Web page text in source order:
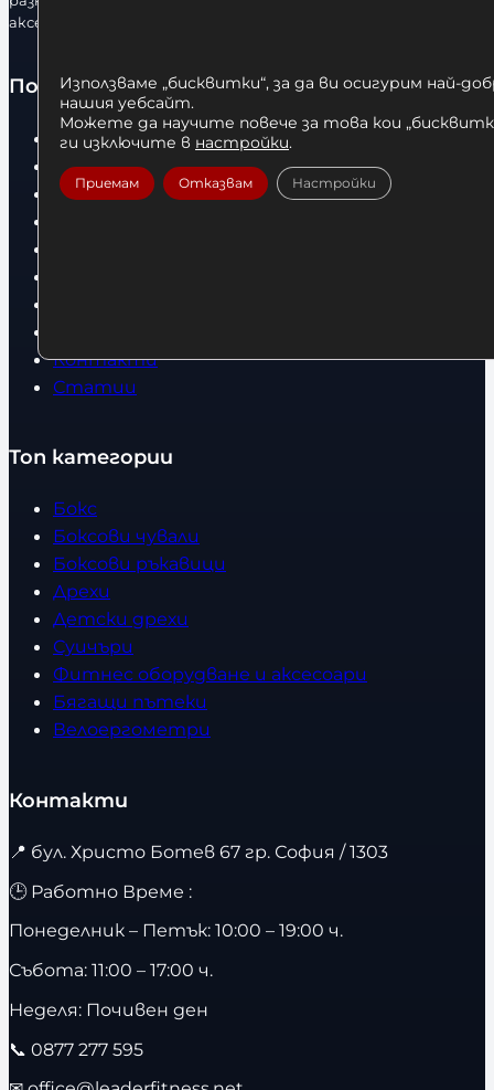
аксесоари.
Полезно
Начало
Нови продукти
Общи условия
Контакти
Статии
Топ категории
Бокс
Боксови чували
Боксови ръкавици
Дрехи
Детски дрехи
Суичъри
Фитнес оборудване и аксесоари
Бягащи пътеки
Велоергометри
Контакти
📍 бул. Христо Ботев 67 гр. София / 1303
🕒 Работно Време :
Понеделник – Петък: 10:00 – 19:00 ч.
Събота: 11:00 – 17:00 ч.
Неделя: Почивен ден
📞 0877 277 595
Използваме „бисквитки“, за да ви осигурим най-
нашия уебсайт.
Можете да научите повече за това кои
ги изключите в настройки.
Приемам Отказвам Настройки